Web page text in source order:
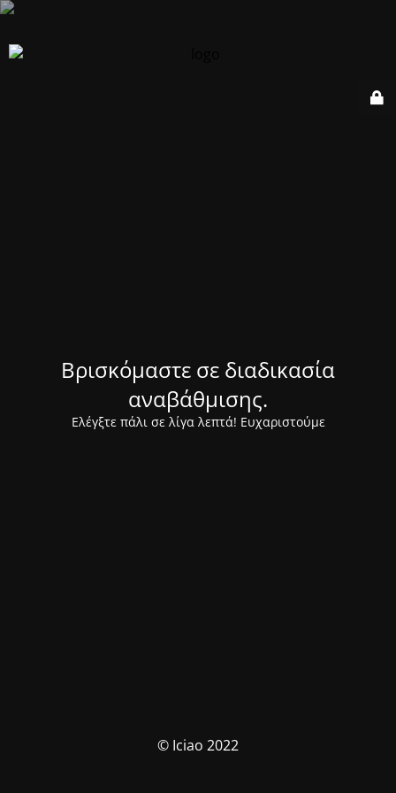
Βρισκόμαστε σε διαδικασία
αναβάθμισης.
Ελέγξτε πάλι σε λίγα λεπτά! Ευχαριστούμε
© Iciao 2022